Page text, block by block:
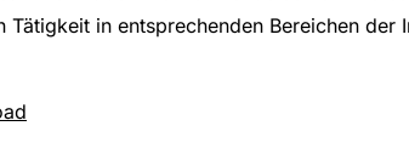
Tätigkeit in entsprechenden Bereichen der